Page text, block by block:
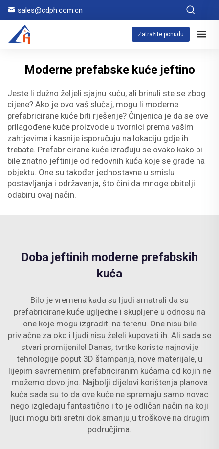
sales@cdph.com.cn
Zatražite ponudu
Moderne prefabske kuće jeftino
Jeste li dužno željeli sjajnu kuću, ali brinuli ste se zbog
cijene? Ako je ovo vaš slučaj, mogu li moderne
prefabricirane kuće biti rješenje? Činjenica je da se ove
prilagođene kuće proizvode u tvornici prema vašim
zahtjevima i kasnije isporučuju na lokaciju gdje ih
trebate. Prefabricirane kuće izrađuju se ovako kako bi
bile znatno jeftinije od redovnih kuća koje se grade na
objektu. One su također jednostavne u smislu
postavljanja i održavanja, što čini da mnoge obitelji
odabiru ovaj način.
Doba jeftinih moderne prefabskih
kuća
Bilo je vremena kada su ljudi smatrali da su
prefabricirane kuće ugljedne i skupljene u odnosu na
one koje mogu izgraditi na terenu. One nisu bile
privlačne za oko i ljudi nisu želeli kupovati ih. Ali sada se
stvari promijenile! Danas, tvrtke koriste najnovije
tehnologije poput 3D štampanja, nove materijale, u
lijepim savremenim prefabriciranim kućama od kojih ne
možemo dovoljno. Najbolji dijelovi korištenja planova
kuća sada su to da ove kuće ne spremaju samo novac
nego izgledaju fantastično i to je odličan način na koji
ljudi mogu biti sretni dok smanjuju troškove na drugim
područjima.